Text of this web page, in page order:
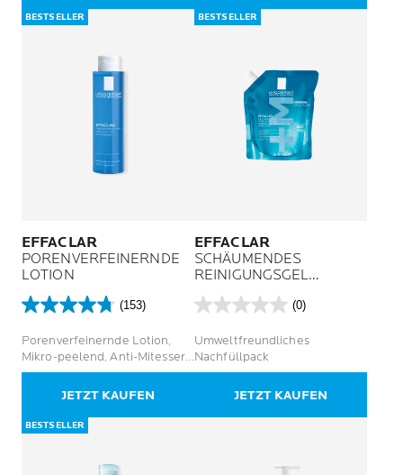
BESTSELLER
EFFACLAR
PORENVERFEINERNDE
LOTION
(153)
4.7
5
Sternen.
Bewertungen
Porenverfeinernde Lotion,
Mikro-peelend, Anti-Mitesser,
reinigend, klärend
JETZT KAUFEN
BESTSELLER
EFFACLAR
SCHÄUMENDES
REINIGUNGSGEL
NACHFÜLLPACK
(0)
0.0
5
Sternen.
Umweltfreundliches
Nachfüllpack
JETZT KAUFEN
BESTSELLER